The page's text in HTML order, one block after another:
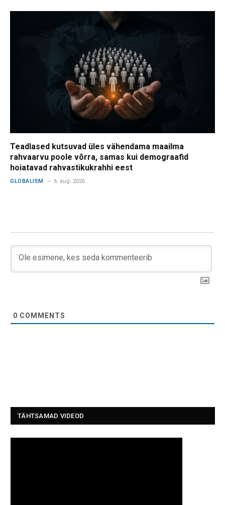
Teadlased kutsuvad üles vähendama maailma
rahvaarvu poole võrra, samas kui demograafid
hoiatavad rahvastikukrahhi eest
GLOBALISM 6. aug. 2026
0 COMMENTS
TÄHTSAMAD VIDEOD